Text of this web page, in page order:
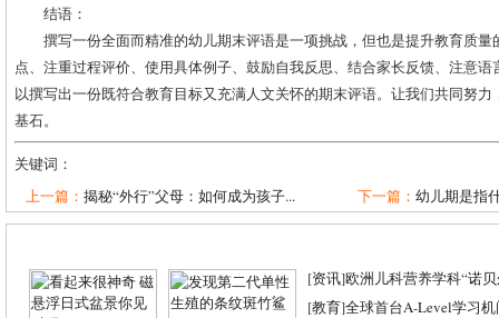
结语：
撰写一份全面而精准的幼儿期末评语是一项挑战，但也是提升教育质
点、注重过程评价、使用具体例子、鼓励自我反思、结合家长反馈、注意
以撰写出一份既符合教育目标又充满人文关怀的期末评语。让我们共同努
基石。
关键词：
上一篇： 揭秘“外行”父母：如何成为孩子... 下一篇： 幼儿期是指
[资讯]欧洲儿科营养学科“诺
[教育]全球首台A-Level学习